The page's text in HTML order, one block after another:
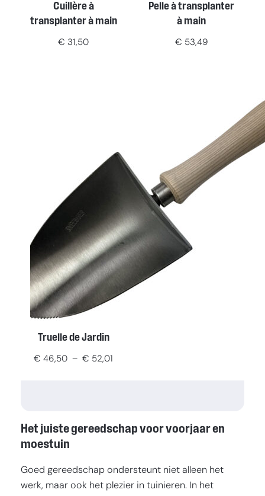
Cuillère à
transplanter à main
€ 31,50
Pelle à transplanter
à main
€ 53,49
Truelle de Jardin
€ 46,50 – € 52,01
€ 52,01
Het juiste gereedschap voor voorjaar en
moestuin
Goed gereedschap ondersteunt niet alleen het
werk, maar ook het plezier in tuinieren. In het